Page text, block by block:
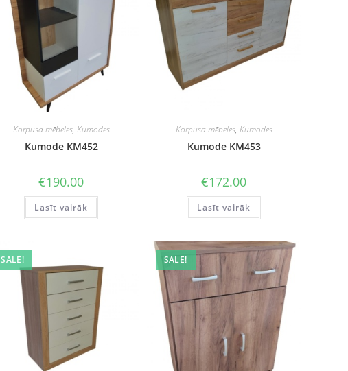
Korpusa mēbeles, Kumodes
Kumode KM452
€190.00
Lasīt vairāk
Korpusa mēbeles, Kumodes
Kumode KM453
€172.00
Lasīt vairāk
SALE! SALE!